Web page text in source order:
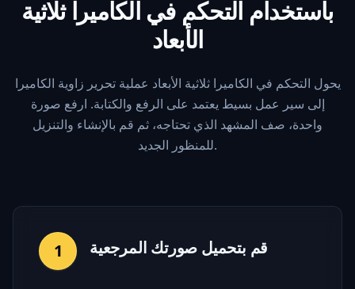
باستخدام التحكم في الكاميرا ثلاثية
الأبعاد
يحول التحكم في الكاميرا ثلاثية الأبعاد عملية تحرير زاوية الكاميرا
إلى سير عمل بسيط يعتمد على الرفع والكتابة. ارفع صورة
واحدة، صف المشهد الذي تحتاجه، ثم قم بالإنشاء والتنزيل
للمنظور الجديد.
1 قم بتحميل صورتك المرجعية